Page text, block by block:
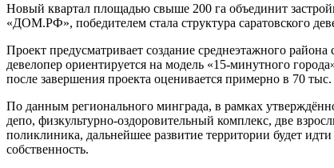
Новый квартал площадью свыше 200 га объединит
«ДОМ.РФ», победителем стала структура саратовского
Проект предусматривает создание среднеэтажного
девелопер ориентируется на модель «15‑минутного
после завершения проекта оценивается примерно в 70 тыс.
По данным регионального минграда, в рамках
депо, физкультурно‑оздоровительный комплекс, две
поликлиника, дальнейшее развитие территории будет
собственность.